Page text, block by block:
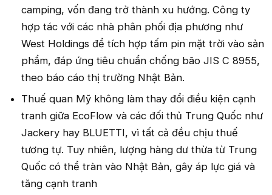
camping, vốn đang trở thành xu hướng. Công ty
hợp tác với các nhà phân phối địa phương như
West Holdings để tích hợp tấm pin mặt trời vào sản
phẩm, đáp ứng tiêu chuẩn chống bão JIS C 8955,
theo báo cáo thị trường Nhật Bản.
Thuế quan Mỹ không làm thay đổi điều kiện cạnh
tranh giữa EcoFlow và các đối thủ Trung Quốc như
Jackery hay BLUETTI, vì tất cả đều chịu thuế
tương tự. Tuy nhiên, lượng hàng dư thừa từ Trung
Quốc có thể tràn vào Nhật Bản, gây áp lực giá và
tăng cạnh tranh